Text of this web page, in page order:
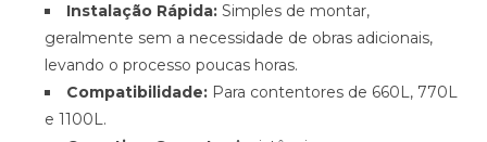
Instalação Rápida:Simples de montar,
geralmente sem a necessidade de obras adicionais,
levando o processo poucas horas.
Compatibilidade:Para contentores de 660L, 770L
e 1100L.